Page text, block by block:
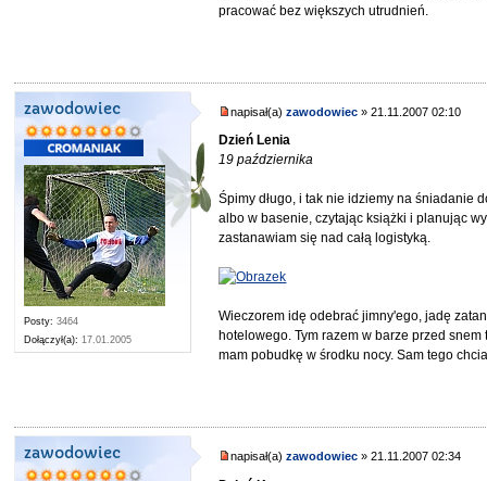
pracować bez większych utrudnień.
zawodowiec
Posty: 3464
Dołączył(a): 17.01.2005
napisał(a)zawodowiec » 21.11.2007 02:10
Dzień Lenia
19 października
Śpimy długo, i tak nie idziemy na śniadanie
albo w basenie, czytając książki i planując
zastanawiam się nad całą logistyką.
Wieczorem idę odebrać jimny'ego, jadę
hotelowego. Tym razem w barze przed
mam pobudkę w środku nocy. Sam tego
zawodowiec napisał(a)zawodowiec » 21.11.2007 02:34